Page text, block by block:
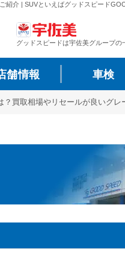
紹介 | SUVといえばグッドスピード
グッドスピードは宇佐美グループの
舗情報 車検
？買取相場やリセールが良いグレ